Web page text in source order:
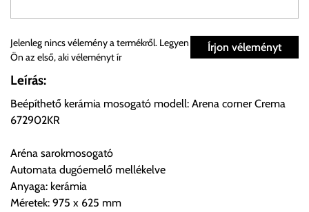
Személyes átvétel:
Önnek lehetősége van rendelését a beérkezést követően
ingyenesen átvenni Budapesti Cégcsoportunk Stúdiójában
előre egyeztetett időpontban.
Szállítási díjak:
Az oldalunkon rendelés esetén, amennyiben szállítást is kér,
Írjon véleményt
Jelenleg nincs vélemény a termékről. Legyen
Ön az első, aki véleményt ír
Leírás:
Beépíthető kerámia mosogató modell: Arena corner Crema
672902KR
Aréna sarokmosogató
Automata dugóemelő mellékelve
Anyaga: kerámia
Méretek: 975 x 625 mm